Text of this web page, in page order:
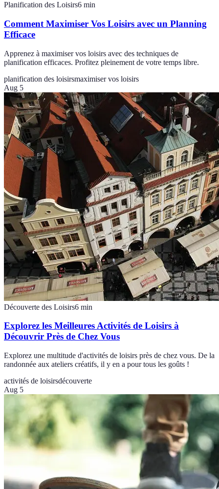
Planification des Loisirs6 min
Comment Maximiser Vos Loisirs avec un Planning
Efficace
Apprenez à maximiser vos loisirs avec des techniques de
planification efficaces. Profitez pleinement de votre temps libre.
planification des loisirsmaximiser vos loisirs
Aug 5
Découverte des Loisirs6 min
Explorez les Meilleures Activités de Loisirs à
Découvrir Près de Chez Vous
Explorez une multitude d'activités de loisirs près de chez vous. De la
randonnée aux ateliers créatifs, il y en a pour tous les goûts !
activités de loisirsdécouverte
Aug 5